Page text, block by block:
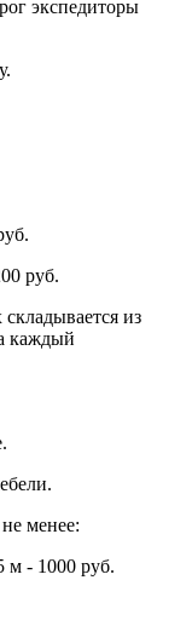
экспедиторы
руб.
из
каждый
менее:
м - 1000 руб.